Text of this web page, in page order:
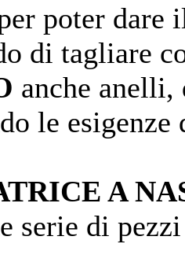
poter dare
di tagliare
anche anelli,
le
A
serie di